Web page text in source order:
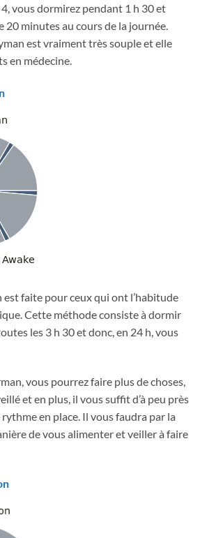
vous dormirez pendant 1 h 30 et
20 minutes au cours de la journée.
est vraiment très souple et elle
en médecine.
est faite pour ceux qui ont l’habitude
Cette méthode consiste à dormir
les 3 h 30 et donc, en 24 h, vous
vous pourrez faire plus de choses,
et en plus, il vous suffit d’à peu près
en place. Il vous faudra par la
de vous alimenter et veiller à faire